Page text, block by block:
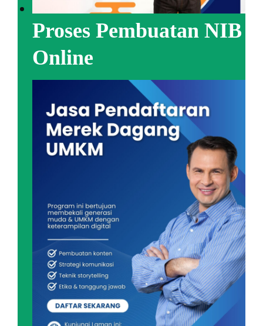
Proses Pembuatan NIB
Online